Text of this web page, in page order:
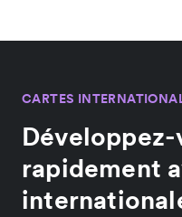
CARTES
rapidement